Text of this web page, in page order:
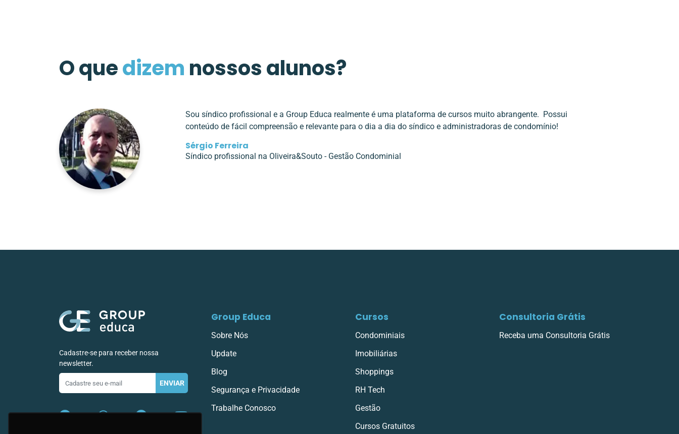
O quedizem nossos alunos?
Sou síndico profissional e a Group Educa realmente é uma plataforma de cursos muito abrangente. Possui
conteúdo de fácil compreensão e relevante para o dia a dia do síndico e administradoras de condomínio!
Sérgio Ferreira
Síndico profissional na Oliveira&Souto - Gestão Condominial
Cadastre-se para receber nossa
newsletter.
mail
ENVIAR
Group Educa
Sobre Nós
Update
Blog
Segurança e Privacidade
Trabalhe Conosco
Cursos
Condominiais
Imobiliárias
Shoppings
RH Tech
Gestão
Cursos Gratuitos
Consultoria Grátis
Receba uma Consultoria Grátis